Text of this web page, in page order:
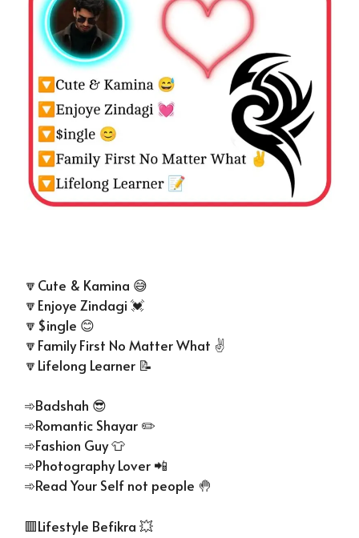
🔽Cute & Kamina 😅
🔽Enjoye Zindagi 💓
🔽$ingle 😊
🔽Family First No Matter What ✌️
🔽Lifelong Learner 📝
➾Badshah 😎
➾Romantic Shayar ✏️
➾Fashion Guy 👕
➾Photography Lover 📲
➾Read Your Self not people 🤚
🟥Lifestyle Befikra 💥